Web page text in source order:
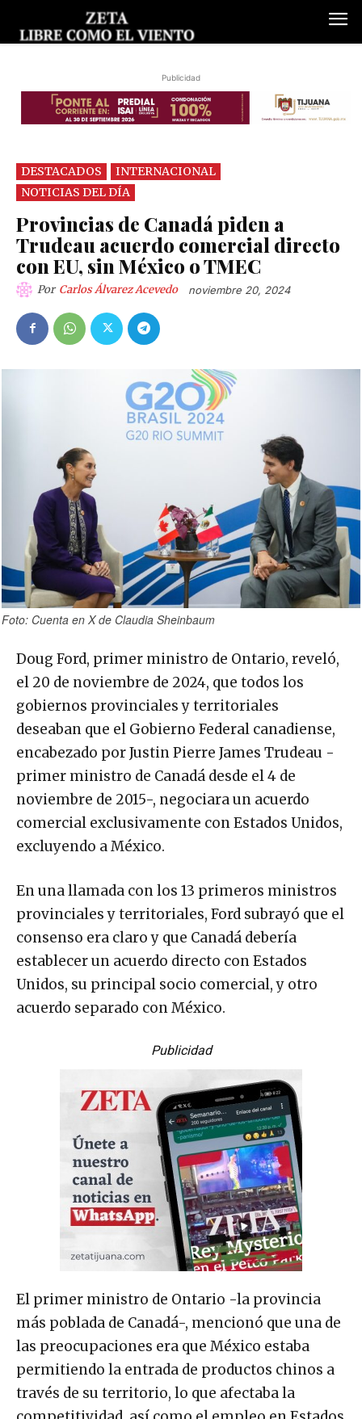
Publicidad
DESTACADOS
INTERNACIONAL
NOTICIAS DEL DÍA
Provincias de Canadá piden a
Trudeau acuerdo comercial directo
con EU, sin México o TMEC
Por Carlos Álvarez Acevedo noviembre 20, 2024
Foto: Cuenta en X de Claudia Sheinbaum
Doug Ford, primer ministro de Ontario, reveló,
el 20 de noviembre de 2024, que todos los
gobiernos provinciales y territoriales
deseaban que el Gobierno Federal canadiense,
encabezado por Justin Pierre James Trudeau -
primer ministro de Canadá desde el 4 de
noviembre de 2015-, negociara un acuerdo
comercial exclusivamente con Estados Unidos,
excluyendo a México.
En una llamada con los 13 primeros ministros
provinciales y territoriales, Ford subrayó que el
consenso era claro y que Canadá debería
establecer un acuerdo directo con Estados
Unidos, su principal socio comercial, y otro
acuerdo separado con México.
Publicidad
El primer ministro de Ontario -la provincia
más poblada de Canadá-, mencionó que una de
las preocupaciones era que México estaba
permitiendo la entrada de productos chinos a
través de su territorio, lo que afectaba la